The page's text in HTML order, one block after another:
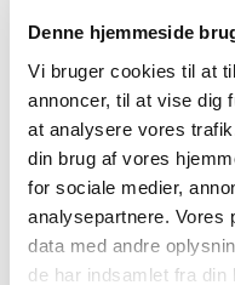
Denne hjemmeside
Vi bruger cookies til at
annoncer, til at vise dig
at analysere vores
din brug af vores
for sociale medier,
analysepartnere. Vores
data med andre
de har indsamlet fra din
Kontorer
Raundahl &